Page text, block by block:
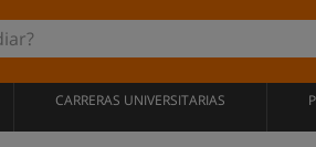
CARRERAS UNIVERSITARIAS